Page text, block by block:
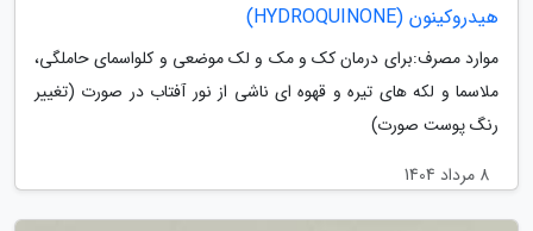
هیدروکینون (HYDROQUINONE)
موارد مصرف:برای درمان کک و مک و لک موضعی و کلواسمای حاملگی،
ملاسما و لکه های تیره و قهوه ای ناشی از نور آفتاب در صورت (تغییر
رنگ پوست صورت)
8 مرداد 1404